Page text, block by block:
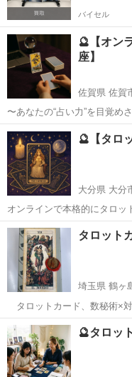
バイセル
🔮【オン
座】
佐賀県 佐賀
〜あなたの“占い力”を目覚めさせませんか
深く読み解きたい」 「占い
か誰かを癒す占い師になりたい」 そんな想いを持つあなた
ットの神...
佐賀 佐賀市 タロット
🔮【タロ
大分県 大分
オンラインで本格的にタロ
メッセージを深く読み解き、
ップしませんか？🌟 ✨こんな方におすすめ✨ ・タロットに興味がある
けど独学に限界を...
大分 大分市 タロット
タロット
埼玉県 鶴ヶ
タロットカード、数秘術×
✨ちょっと話を聞いてほしい
モヤするのをスッキリさせたい …そんなあなたのためにそっと背
おし、あなた本来の...
埼玉 川越市 鶴ヶ島駅
🔮タロッ